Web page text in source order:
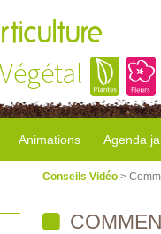
Végétal
Animations Agenda
Conseils Vidéo >